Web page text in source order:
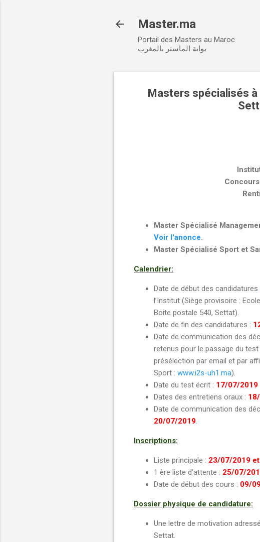
Master.ma
Portail des Masters au Maroc
بوابة الماستر بالمغرب
Masters spécialisés
Master Spécialisé
Voir l'anonce.
Master Spécialisé Sport et
Calendrier:
Date de début des candidatures
l’Institut (Siège provisoire :
Boite postale 540, Settat).
Date de fin des candidatures :
Date de communication des
retenus pour le passage du
présélection par email et par
Sport : www.i2s-uh1.ma).
Date du test écrit : 17/07/2019
Dates des entretiens oraux :
Date de communication des
20/07/2019
Inscriptions:
Liste principale : 23/07/2019
1 ère liste d’attente : 25/07/
Date de début des cours : 09/
Dossier physique de candidature:
Une lettre de motivation
Settat.